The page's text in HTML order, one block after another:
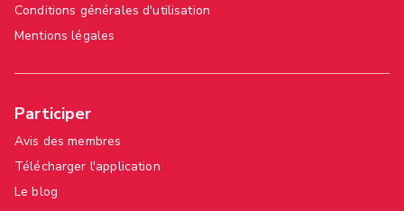
Conditions générales d'utilisation
Mentions légales
Participer
Avis des membres
Télécharger l'application
Le blog